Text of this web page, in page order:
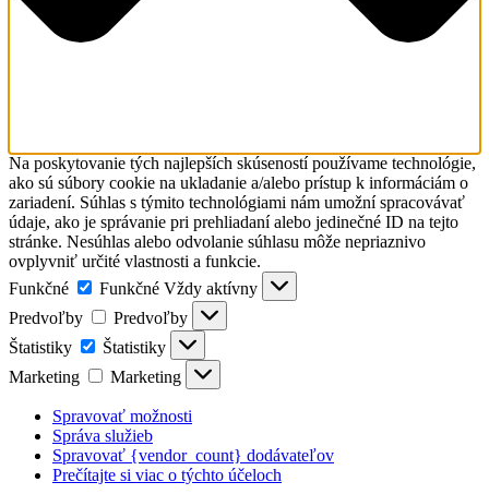
Na poskytovanie tých najlepších skúseností používame technológie,
ako sú súbory cookie na ukladanie a/alebo prístup k informáciám o
zariadení. Súhlas s týmito technológiami nám umožní spracovávať
údaje, ako je správanie pri prehliadaní alebo jedinečné ID na tejto
stránke. Nesúhlas alebo odvolanie súhlasu môže nepriaznivo
ovplyvniť určité vlastnosti a funkcie.
Funkčné
Funkčné Vždy aktívny
Predvoľby
Predvoľby
Štatistiky
Štatistiky
Marketing
Marketing
Spravovať možnosti
Správa služieb
Spravovať {vendor_count} dodávateľov
Prečítajte si viac o týchto účeloch